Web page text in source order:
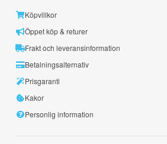
Köpvillkor
Öppet köp & returer
Frakt och leveransinformation
Betalningsalternativ
Prisgaranti
Kakor
Personlig information